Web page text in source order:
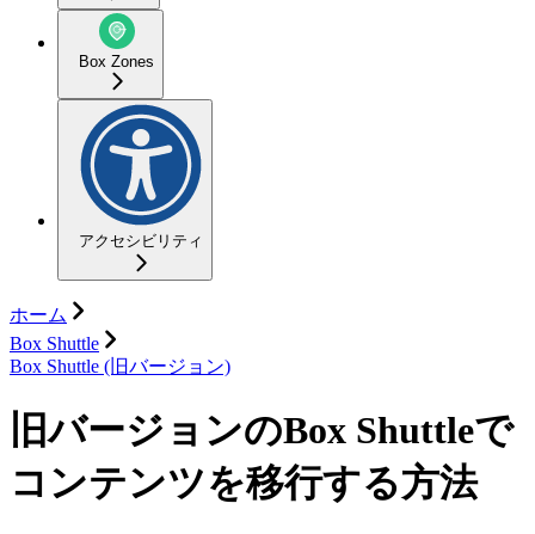
Box Zones
アクセシビリティ
ホーム
Box Shuttle
Box Shuttle (旧バージョン)
旧バージョンのBox Shuttleで
コンテンツを移行する方法